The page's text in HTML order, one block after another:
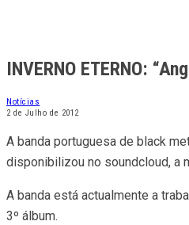
INVERNO ETERNO:
Notícias
2 de Julho de 2012
A banda portuguesa de black
disponibilizou no soundcloud, a
A banda está actualmente a
3º álbum.